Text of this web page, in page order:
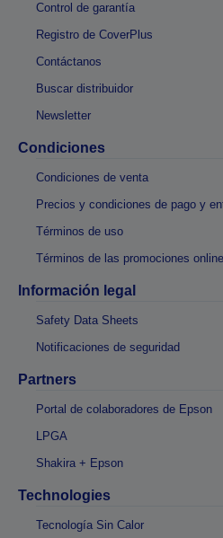
Control de garantía
Registro de CoverPlus
Contáctanos
Buscar distribuidor
Newsletter
Condiciones
Condiciones de venta
Precios y condiciones de pago y
Términos de uso
Términos de las promociones online
Información legal
Safety Data Sheets
Notificaciones de seguridad
Partners
Portal de colaboradores de Epson
LPGA
Shakira + Epson
Technologies
Tecnología Sin Calor